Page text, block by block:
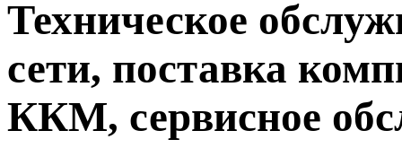
Техническое
сети, поставка
ККМ, сервисное